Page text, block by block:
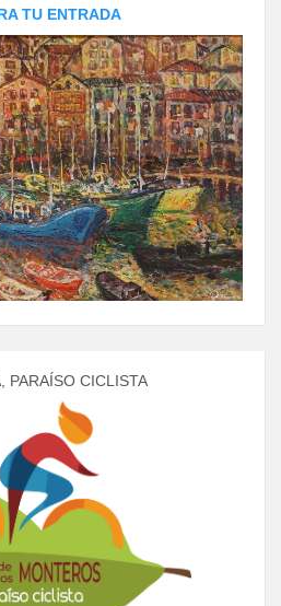
TU ENTRADA
PARAÍSO CICLISTA